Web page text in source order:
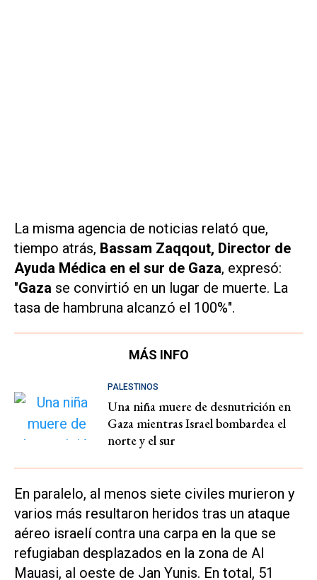
La misma agencia de noticias relató que,
tiempo atrás, Bassam Zaqqout, Director de
Ayuda Médica en el sur de Gaza, expresó:
"Gaza se convirtió en un lugar de muerte. La
tasa de hambruna alcanzó el 100%".
MÁS INFO
PALESTINOS
Una niña muere de desnutrición en
Gaza mientras Israel bombardea el
norte y el sur
En paralelo, al menos siete civiles murieron y
varios más resultaron heridos tras un ataque
aéreo israelí contra una carpa en la que se
refugiaban desplazados en la zona de Al
Mauasi, al oeste de Jan Yunis. En total, 51